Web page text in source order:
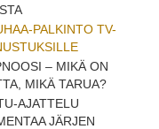
PALKINTO TV-
– MIKÄ ON
MIKÄ TARUA?
AJATTELU
JÄRJEN